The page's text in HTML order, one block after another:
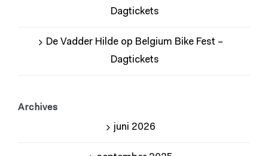
Dagtickets
De Vadder Hilde op Belgium Bike Fest –
Dagtickets
Archives
juni 2026